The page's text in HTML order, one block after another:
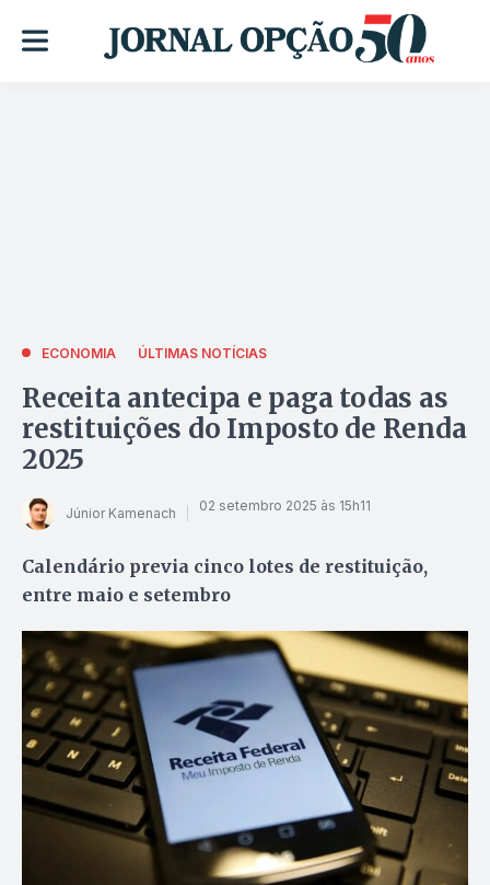
ECONOMIA ÚLTIMAS NOTÍCIAS
Receita antecipa e paga todas as
restituições do Imposto de Renda
2025
Júnior Kamenach 02 setembro 2025 às 15h11
Calendário previa cinco lotes de restituição,
entre maio e setembro